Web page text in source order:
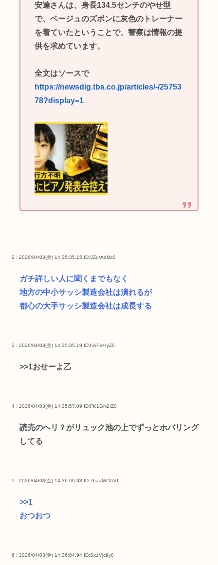
安達さんは、身長134.5センチのやせ型
で、ベージュのズボンに灰色のトレーナー
を着ていたということで、警察は情報の提
供を求めています。
全文はソースで
https://newsdig.tbs.co.jp/articles/-/25753
78?display=1
2 : 2026/04/03(金) 14:35:35.15 ID:3Zq/AdMc0
ガチ詳しい人に聞くまでもなく
地方の中小サッシ製造会社は潰れるが
都心の大手サッシ製造会社は成長する
3 : 2026/04/03(金) 14:35:35.19 ID:hAPs+fyZ0
>>1おせーよ乙
4 : 2026/04/03(金) 14:35:57.09 ID:FK1GN2IZ0
読売のヘリ？がリュック池の上でずっとホバリング
してる
5 : 2026/04/03(金) 14:36:00.38 ID:7baaMZXA0
>>1
おつおつ
6 : 2026/04/03(金) 14:36:04.94 ID:Sx1Vjc9y0